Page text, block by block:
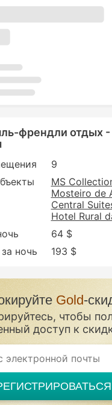
френдли отдых
9
MS
Mosteiro de
Central
Hotel Rural
64 $
ночь
193 $
Gold-
чтобы
доступ к